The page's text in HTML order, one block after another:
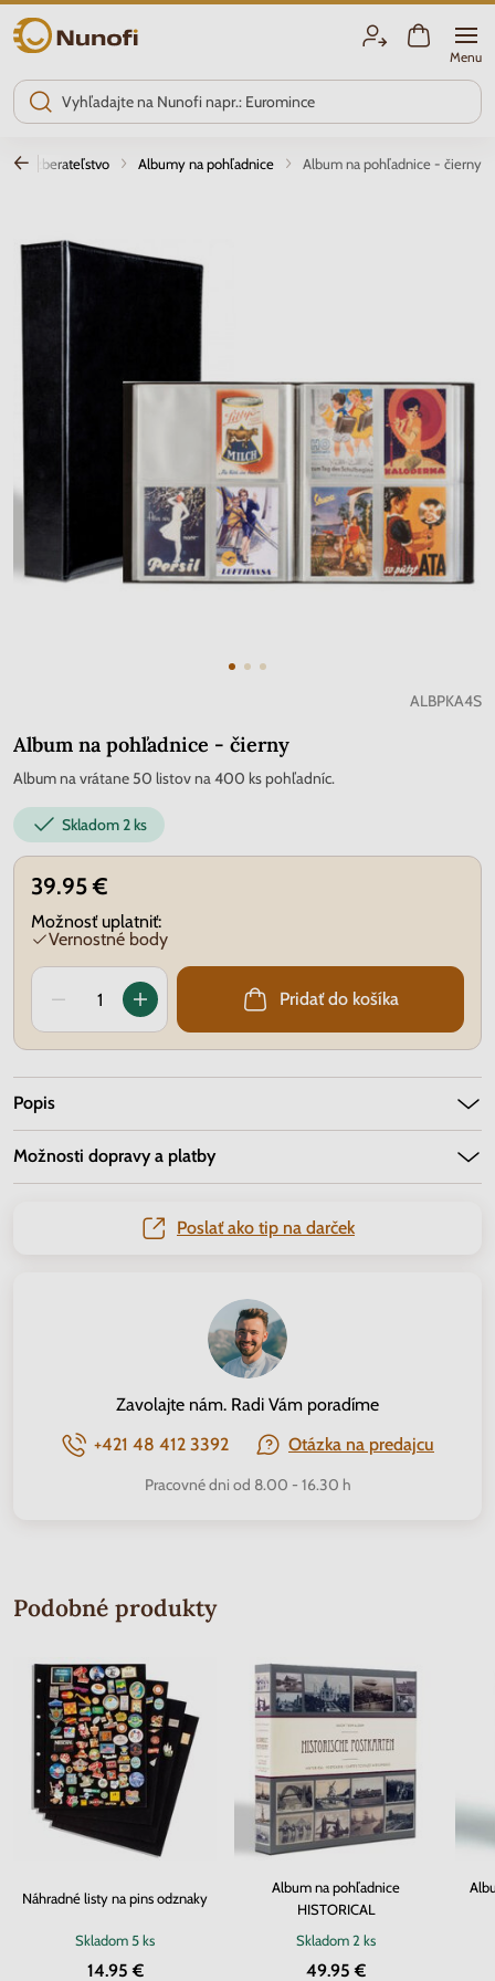
Nunofi.sk
Menu
zberateľstvo Albumy na pohľadnice Album na pohľadnice - čierny
ALBPKA4S
Album na pohľadnice - čierny
Album na vrátane 50 listov na 400 ks pohľadníc.
Skladom2 ks
39.95 €
Možnosť uplatniť:
Vernostné body
Pridať do košíka
Popis
Možnosti dopravy a platby
Poslať ako tip na darček
Zavolajte nám. Radi Vám poradíme
+421 48 412 3392
Otázka na predajcu
Pracovné dni od 8.00 - 16.30 h
Podobné produkty
Náhradné listy na pins odznaky
Skladom 5 ks
14.95 €
Album na pohľadnice
HISTORICAL
Skladom2 ks
49.95 €